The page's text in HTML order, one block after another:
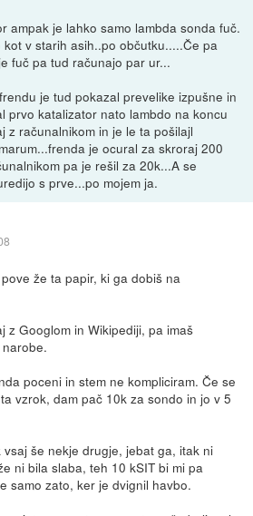
ampak je lahko samo lambda sonda fuč.
v starih asih..po občutku.....Če pa
fuč pa tud računajo par ur...
je tud pokazal prevelike izpušne in
prvo katalizator nato lambdo na koncu
z računalnikom in je le ta pošilajl
je ocural za skroraj 200
pa je rešil za 20k...A se
s prve...po mojem ja.
že ta papir, ki ga dobiš na
z Googlom in Wikipediji, pa imaš
poceni in stem ne kompliciram. Če se
vzrok, dam pač 10k za sondo in jo v 5
še nekje drugje, jebat ga, itak ni
ni bila slaba, teh 10 kSIT bi mi pa
samo zato, ker je dvignil havbo.